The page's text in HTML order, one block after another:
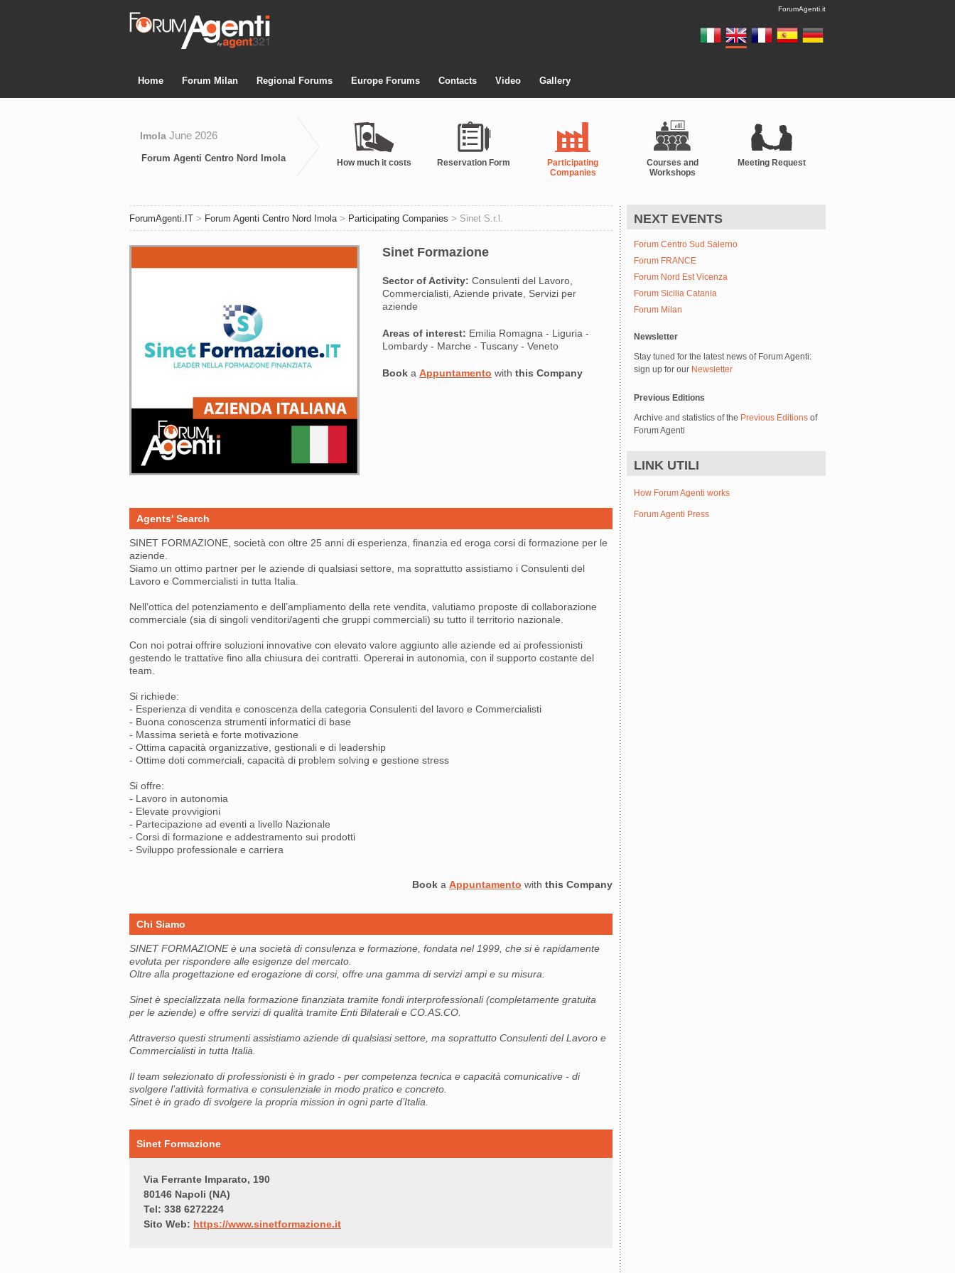
ForumAgenti.it
Home Forum Milan Regional Forums Europe Forums Contacts Video Gallery
Forum Agenti Centro Nord Imola How much it costs Reservation Form
Participating
Companies
Courses and
Workshops
Meeting Request
Imola June 2026
ForumAgenti.IT > Forum Agenti Centro Nord Imola> Participating Companies > Sinet S.r.l.
Sinet Formazione
Sector of Activity: Consulenti del Lavoro,
Commercialisti, Aziende private, Servizi per
aziende
Areas of interest: Emilia Romagna - Liguria -
Lombardy - Marche - Tuscany - Veneto
Book a Appuntamento with this Company
Agents' Search
SINET FORMAZIONE, società con oltre 25 anni di esperienza, finanzia ed eroga corsi di formazione per le
aziende.
Siamo un ottimo partner per le aziende di qualsiasi settore, ma soprattutto assistiamo i Consulenti del
Lavoro e Commercialisti in tutta Italia.
Nell’ottica del potenziamento e dell’ampliamento della rete vendita, valutiamo proposte di collaborazione
commerciale (sia di singoli venditori/agenti che gruppi commerciali) su tutto il territorio nazionale.
Con noi potrai offrire soluzioni innovative con elevato valore aggiunto alle aziende ed ai professionisti
gestendo le trattative fino alla chiusura dei contratti. Opererai in autonomia, con il supporto costante del
team.
Si richiede:
- Esperienza di vendita e conoscenza della categoria Consulenti del lavoro e Commercialisti
- Buona conoscenza strumenti informatici di base
- Massima serietà e forte motivazione
- Ottima capacità organizzative, gestionali e di leadership
- Ottime doti commerciali, capacità di problem solving e gestione stress
Si offre:
- Lavoro in autonomia
- Elevate provvigioni
- Partecipazione ad eventi a livello Nazionale
- Corsi di formazione e addestramento sui prodotti
- Sviluppo professionale e carriera
Book a Appuntamento with this Company
Chi Siamo
SINET FORMAZIONE è una società di consulenza e formazione, fondata nel 1999, che si è rapidamente
evoluta per rispondere alle esigenze del mercato.
Oltre alla progettazione ed erogazione di corsi, offre una gamma di servizi ampi e su misura.
Sinet è specializzata nella formazione finanziata tramite fondi interprofessionali (completamente gratuita
per le aziende) e offre servizi di qualità tramite Enti Bilaterali e CO.AS.CO.
Attraverso questi strumenti assistiamo aziende di qualsiasi settore, ma soprattutto Consulenti del Lavoro e
Commercialisti in tutta Italia.
Il team selezionato di professionisti è in grado - per competenza tecnica e capacità comunicative - di
svolgere l’attività formativa e consulenziale in modo pratico e concreto.
Sinet è in grado di svolgere la propria mission in ogni parte d’Italia.
Sinet Formazione
Via Ferrante Imparato, 190
80146 Napoli (NA)
Tel: 338 6272224
Sito Web: https://www.sinetformazione.it
NEXT EVENTS
Forum Centro Sud Salerno
Forum FRANCE
Forum Nord Est Vicenza
Forum Sicilia Catania
Forum Milan
Newsletter
Stay tuned for the latest news of Forum Agenti:
sign up for our Newsletter
Previous Editions
Archive and statistics of the Previous Editions of
Forum Agenti
LINK UTILI
How Forum Agenti works
Forum Agenti Press